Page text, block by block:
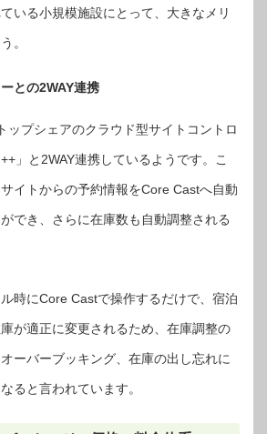
いる小規模施設にとって、大きなメリ
。
との2WAY連携
ップシェアのクラウド型サイトコントロ
」と2WAY連携しているようです。こ
イトからの予約情報をCore Castへ自動
でき、さらに在庫数も自動調整される
時にCore Castで操作するだけで、宿泊
が適正に変更されるため、在庫調整の
ーバーブッキング、在庫の出し忘れに
ると言われています。